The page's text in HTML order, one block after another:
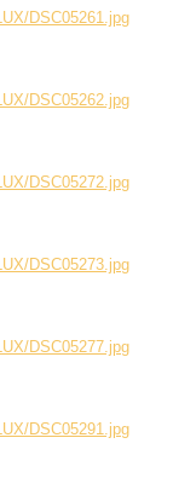
DSC05261.jpg
DSC05262.jpg
DSC05272.jpg
DSC05273.jpg
DSC05277.jpg
DSC05291.jpg